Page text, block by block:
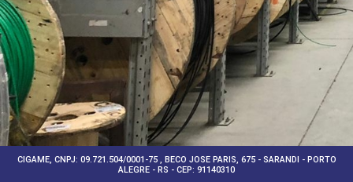
CIGAME, CNPJ: 09.721.504/0001-75 , BECO JOSE PARIS, 675 - SARANDI - PORTO
ALEGRE - RS - CEP: 91140310